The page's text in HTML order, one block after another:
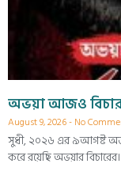
অভয়া আজও বিচার
August 9, 2026 No
সুধী, ২০২৬ এর ৯আগষ্ট
করে রয়েছি অভয়ার